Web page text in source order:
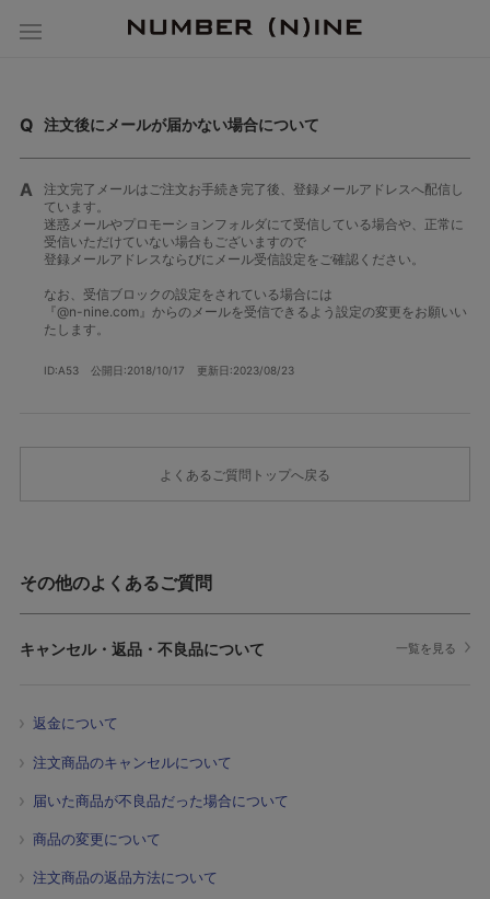
注文後にメールが届かない場合について
注文完了メールはご注文お手続き完了後、登録メールアドレスへ配信し
ています。
迷惑メールやプロモーションフォルダにて受信している場合や、正常に
受信いただけていない場合もございますので
登録メールアドレスならびにメール受信設定をご確認ください。
なお、受信ブロックの設定をされている場合には
『@n-nine.com』からのメールを受信できるよう設定の変更をお願いい
たします。
ID:A53 公開日:2018/10/17 更新日:2023/08/23
よくあるご質問トップへ戻る
その他のよくあるご質問
キャンセル・返品・不良品について 一覧を見る
返金について
注文商品のキャンセルについて
届いた商品が不良品だった場合について
商品の変更について
注文商品の返品方法について